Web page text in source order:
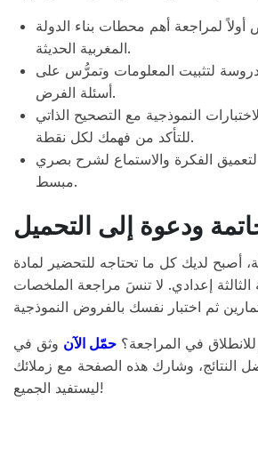
لمراجعة أهم محطات بناء الدولة
المغربية الحديثة.
لتثبيت المعلومات وتمرُّس على
أسئلة الفرض.
النموذجية مع التصحيح الذاتي
للتأكد من فهمك لكل نقطة.
لتعميق الفكرة والاستماع لشرح بصري
مبسط.
ودعوة إلى التحميل
أصبح لديك كل ما تحتاجه للتحضير لمادة
الثالثة إعدادي. لا تنسَ مراجعة الملخصات
في المراجعة؟ حمّل الآن وثق في
النتائج، وشارك هذه الصفحة مع زملائك
ليستفيد الجميع!